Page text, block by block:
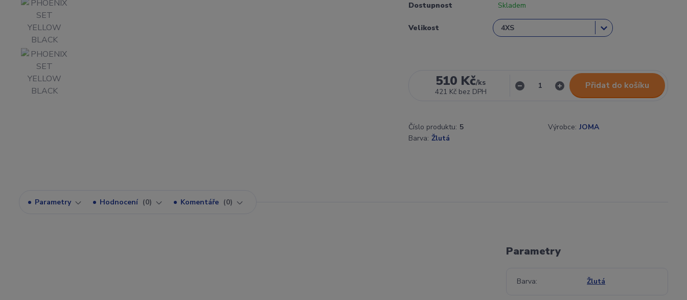
Dostupnost Skladem
Velikost
510 Kč/ks
421 Kč bez DPH
Přidat do košíku
Číslo produktu: 5 Výrobce: JOMA
Barva: Žlutá
Parametry Hodnocení 0 Komentáře 0
Parametry
Barva Žlutá